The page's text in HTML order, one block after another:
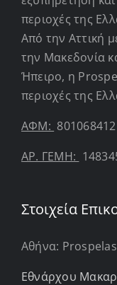
περιοχές της
Από την Αττική
την Μακεδονία
Ήπειρο, η
περιοχές της
ΑΦΜ: 801068412
ΑΡ. ΓΕΜΗ:
Στοιχεία
Αθήνα:
Εθνάρχου